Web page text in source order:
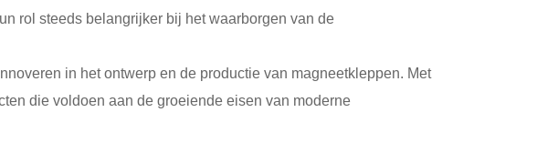
rol steeds belangrijker bij het waarborgen van de
in het ontwerp en de productie van magneetkleppen. Met
die voldoen aan de groeiende eisen van moderne